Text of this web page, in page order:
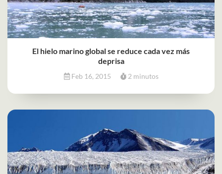
El hielo marino global se reduce cada vez más
deprisa
Feb 16, 2015 2 minutos